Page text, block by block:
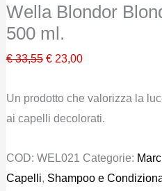
Wella Blondor
500 ml.
€33,55 Il
originale
era:
€23,00Il
attuale
è:
Un prodotto che valorizza la
ai capelli decolorati.
COD: WEL021 Categorie:
Capelli, Shampoo e